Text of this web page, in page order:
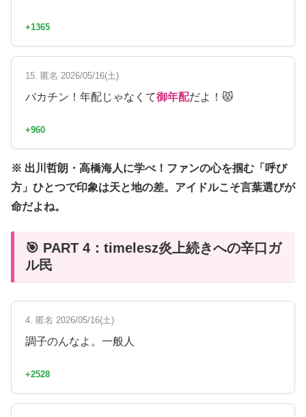
+1365
15. 匿名 2026/05/16(土)
バカチン！年配じゃなくて御年配だよ！😾
+960
※ 出川哲朗・高橋海人に学べ！ファンの心を掴む「呼び
方」ひとつで印象は天と地の差。アイドルこそ言葉選びが
命だよね。
🎯 PART 4：timelesz炎上続きへの辛口ガ
ル民
4. 匿名 2026/05/16(土)
調子のんなよ。一般人
+2528